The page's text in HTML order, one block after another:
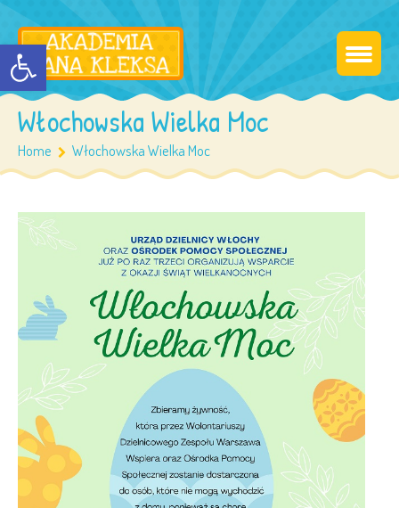
Otwórz pasek narzędzi
Włochowska Wielka Moc
Home Włochowska Wielka Moc